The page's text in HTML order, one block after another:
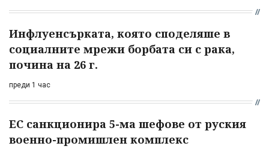
Инфлуенсърката, която споделяше в
социалните мрежи борбата си с рака,
почина на 26 г.
преди 1 час
ЕС санкционира 5-ма шефове от руския
военно-промишлен комплекс